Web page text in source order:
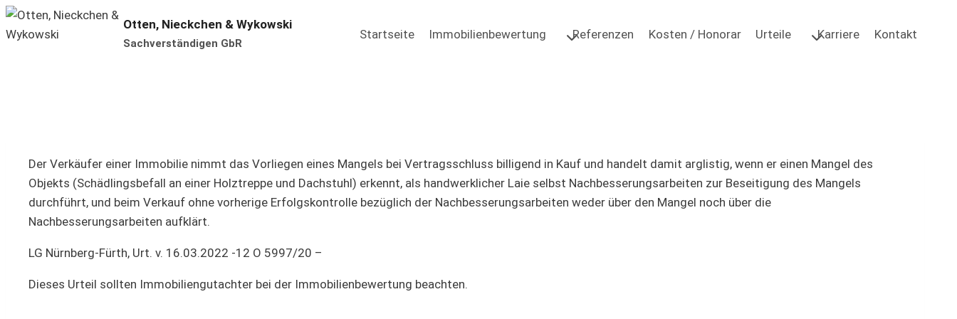
Zum
Inhalt
Otten, Nieckchen & Wykowski
Sachverständigen GbR
Startseite Immobilienbewertung Referenzen Kosten / Honorar Urteile Karriere Kontakt
Der Verkäufer einer Immobilie nimmt das Vorliegen eines Mangels bei Vertragsschluss billigend in Kauf und handelt damit arglistig, wenn er einen Mangel des
Objekts (Schädlingsbefall an einer Holztreppe und Dachstuhl) erkennt, als handwerklicher Laie selbst Nachbesserungsarbeiten zur Beseitigung des Mangels
durchführt, und beim Verkauf ohne vorherige Erfolgskontrolle bezüglich der Nachbesserungsarbeiten weder über den Mangel noch über die
Nachbesserungsarbeiten aufklärt.
LG Nürnberg-Fürth, Urt. v. 16.03.2022 -12 O 5997/20 –
Dieses Urteil sollten Immobiliengutachter bei der Immobilienbewertung beachten.